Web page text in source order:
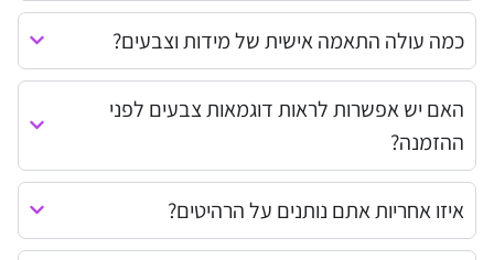
כמה עולה התאמה אישית של מידות וצבעים?
האם יש אפשרות לראות דוגמאות צבעים לפני
ההזמנה?
איזו אחריות אתם נותנים על הרהיטים?